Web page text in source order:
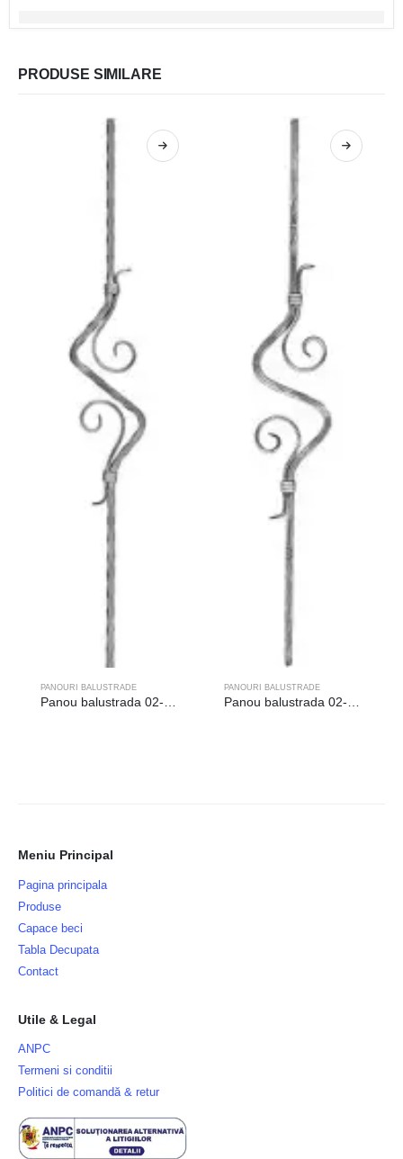
PRODUSE SIMILARE
PANOURI BALUSTRADE PANOURI BALUSTRADE
Meniu Principal
Pagina principala
Produse
Capace beci
Tabla Decupata
Contact
Utile & Legal
ANPC
Termeni si conditii
Politici de comandă & retur